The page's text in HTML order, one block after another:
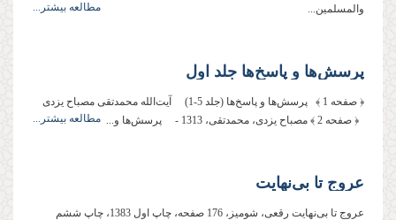
والمسلمین...
مطالعه بیشتر...
پرسش‌ها و پاسخ‌ها جلد اول
﴿ صفحه 1 ﴾ پرسش‌ها و پاسخ‌ها (جلد 5-1) آیت‌الله محمدتقى مصباح یزدى
‌﴿ صفحه 2 ﴾ مصباح یزدی، محمدتقی، 1313 - پرسش‌ها و...
مطالعه بیشتر...
عروج تا بى‌نهایت
عروج تا بى‌نهایت رقعی، شومیز، 176 صفحه، چاپ اول 1383، چاپ ششم